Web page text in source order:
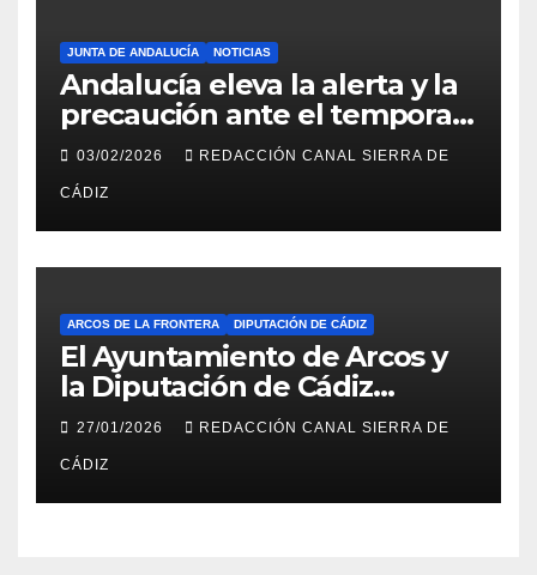
JUNTA DE ANDALUCÍA NOTICIAS
Andalucía eleva la alerta y la
precaución ante el temporal:
colegios cerrados y la UME en
preaviso
03/02/2026 REDACCIÓN CANAL SIERRA DE
CÁDIZ
ARCOS DE LA FRONTERA DIPUTACIÓN DE CÁDIZ
El Ayuntamiento de Arcos y
la Diputación de Cádiz
impulsan la rehabilitación del
edificio anexo al Castillo con
la redacción del proyecto
27/01/2026 REDACCIÓN CANAL SIERRA DE
CÁDIZ